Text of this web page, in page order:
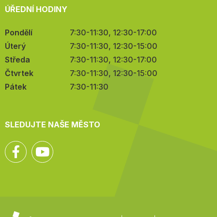
ÚŘEDNÍ HODINY
Pondělí
7:30-11:30, 12:30-17:00
Úterý
7:30-11:30, 12:30-15:00
Středa
7:30-11:30, 12:30-17:00
Čtvrtek
7:30-11:30, 12:30-15:00
Pátek
7:30-11:30
SLEDUJTE NAŠE MĚSTO
Facebook